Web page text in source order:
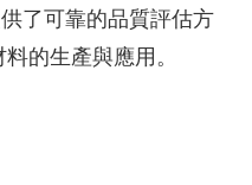
了可靠的品質評估方
的生產與應用。